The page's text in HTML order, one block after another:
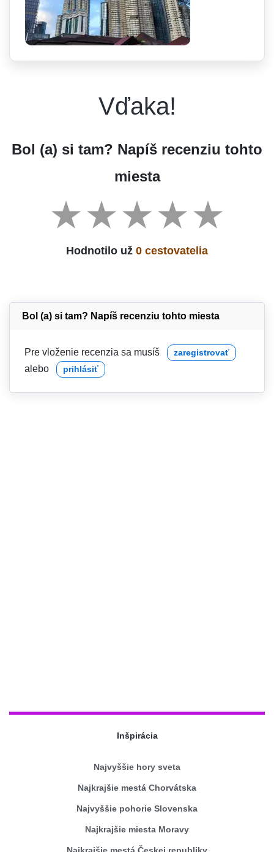
Vďaka!
Bol (a) si tam? Napíš recenziu tohto
miesta
Hodnotilo už 0 cestovatelia
Bol (a) si tam? Napíš recenziu tohto miesta
Pre vloženie recenzia sa musíš zaregistrovať
alebo prihlásiť
Inšpirácia
Najvyššie hory sveta
Najkrajšie mestá Chorvátska
Najvyššie pohorie Slovenska
Najkrajšie miesta Moravy